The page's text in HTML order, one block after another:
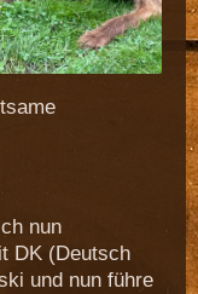
nun
DK (Deutsch
und nun führe